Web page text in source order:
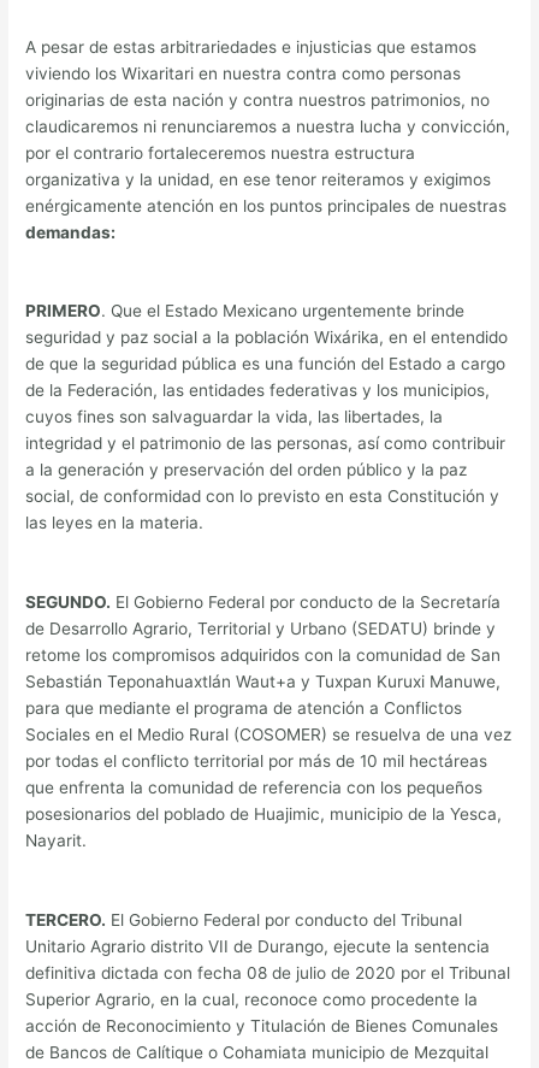
A pesar de estas arbitrariedades e injusticias que estamos
viviendo los Wixaritari en nuestra contra como personas
originarias de esta nación y contra nuestros patrimonios, no
claudicaremos ni renunciaremos a nuestra lucha y convicción,
por el contrario fortaleceremos nuestra estructura
organizativa y la unidad, en ese tenor reiteramos y exigimos
enérgicamente atención en los puntos principales de nuestras
demandas:
PRIMERO. Que el Estado Mexicano urgentemente brinde
seguridad y paz social a la población Wixárika, en el entendido
de que la seguridad pública es una función del Estado a cargo
de la Federación, las entidades federativas y los municipios,
cuyos fines son salvaguardar la vida, las libertades, la
integridad y el patrimonio de las personas, así como contribuir
a la generación y preservación del orden público y la paz
social, de conformidad con lo previsto en esta Constitución y
las leyes en la materia.
SEGUNDO. El Gobierno Federal por conducto de la Secretaría
de Desarrollo Agrario, Territorial y Urbano (SEDATU) brinde y
retome los compromisos adquiridos con la comunidad de San
Sebastián Teponahuaxtlán Waut+a y Tuxpan Kuruxi Manuwe,
para que mediante el programa de atención a Conflictos
Sociales en el Medio Rural (COSOMER) se resuelva de una vez
por todas el conflicto territorial por más de 10 mil hectáreas
que enfrenta la comunidad de referencia con los pequeños
posesionarios del poblado de Huajimic, municipio de la Yesca,
Nayarit.
TERCERO. El Gobierno Federal por conducto del Tribunal
Unitario Agrario distrito VII de Durango, ejecute la sentencia
definitiva dictada con fecha 08 de julio de 2020 por el Tribunal
Superior Agrario, en la cual, reconoce como procedente la
acción de Reconocimiento y Titulación de Bienes Comunales
de Bancos de Calítique o Cohamiata municipio de Mezquital